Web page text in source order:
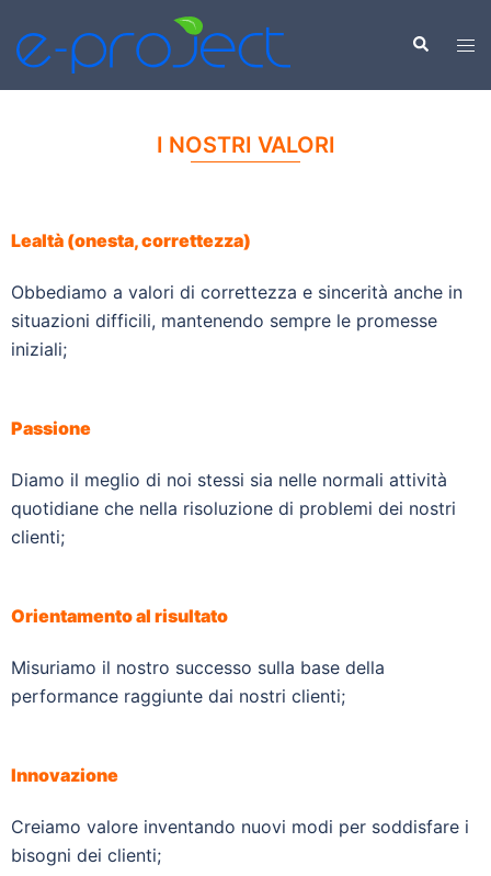
I NOSTRI VALORI
Lealtà (onesta, correttezza)
Obbediamo a valori di correttezza e sincerità anche in
situazioni difficili, mantenendo sempre le promesse
iniziali;
Passione
Diamo il meglio di noi stessi sia nelle normali attività
quotidiane che nella risoluzione di problemi dei nostri
clienti;
Orientamento al risultato
Misuriamo il nostro successo sulla base della
performance raggiunte dai nostri clienti;
Innovazione
Creiamo valore inventando nuovi modi per soddisfare i
bisogni dei clienti;